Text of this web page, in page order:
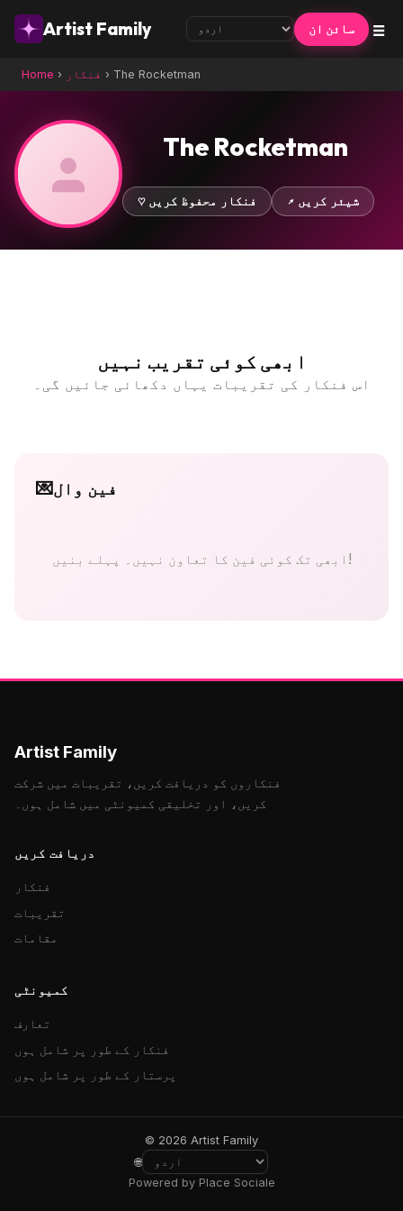
Artist Family سائن ان ☰
Home › فنکار › The Rocketman
The Rocketman
♡ فنکار محفوظ کریں ↗ شیئر کریں
ابھی کوئی تقریب نہیں
اس فنکار کی تقریبات یہاں دکھائی جائیں گی۔
💌فین وال
ابھی تک کوئی فین کا تعاون نہیں۔ پہلے بنیں!
Artist Family
فنکاروں کو دریافت کریں، تقریبات میں شرکت
کریں، اور تخلیقی کمیونٹی میں شامل ہوں۔
دریافت کریں
فنکار
تقریبات
مقامات
کمیونٹی
تعارف
فنکار کے طور پر شامل ہوں
پرستار کے طور پر شامل ہوں
© 2026 Artist Family
🌐
Powered by Place Sociale